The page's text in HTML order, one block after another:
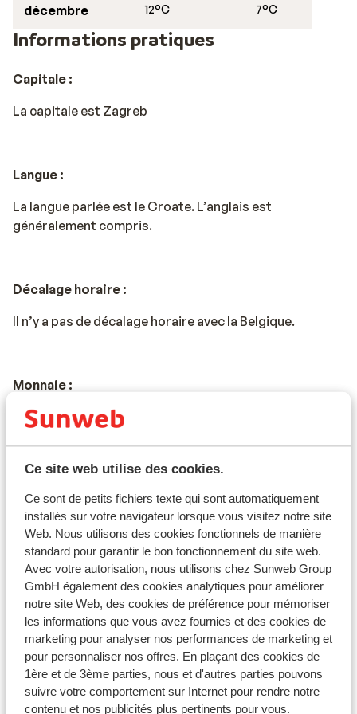
Ce site web utilise des cookies.
Ce sont de petits fichiers texte qui sont automatiquement
installés sur votre navigateur lorsque vous visitez notre site
Web. Nous utilisons des cookies fonctionnels de manière
standard pour garantir le bon fonctionnement du site web.
Avec votre autorisation, nous utilisons chez Sunweb Group
GmbH également des cookies analytiques pour améliorer
notre site Web, des cookies de préférence pour mémoriser
les informations que vous avez fournies et des cookies de
marketing pour analyser nos performances de marketing et
pour personnaliser nos offres. En plaçant des cookies de
1ère et de 3ème parties, nous et d'autres parties pouvons
suivre votre comportement sur Internet pour rendre notre
contenu et nos publicités plus pertinents pour vous.
décembre 12°C 7°C
Informations pratiques
Capitale :
La capitale est Zagreb
Langue :
La langue parlée est le Croate. L’anglais est
généralement compris.
Décalage horaire :
Il n’y a pas de décalage horaire avec la Belgique.
Monnaie :
La monnaie officielle est l'euro. Vous trouverez
acceptées dans de nombreux endroits.
Prises électriques :
Les prises sont européennes et la tension de 220V,
vous n’aurez pas besoin d’un adaptateur.
Documents de voyage :
Prévoyez une carte d’identité ou un passeport en
cours de validité. Veuillez vous rapprocher de
l’ambassade du pays pour connaître les démarches
spécifiques à une situation particulière.